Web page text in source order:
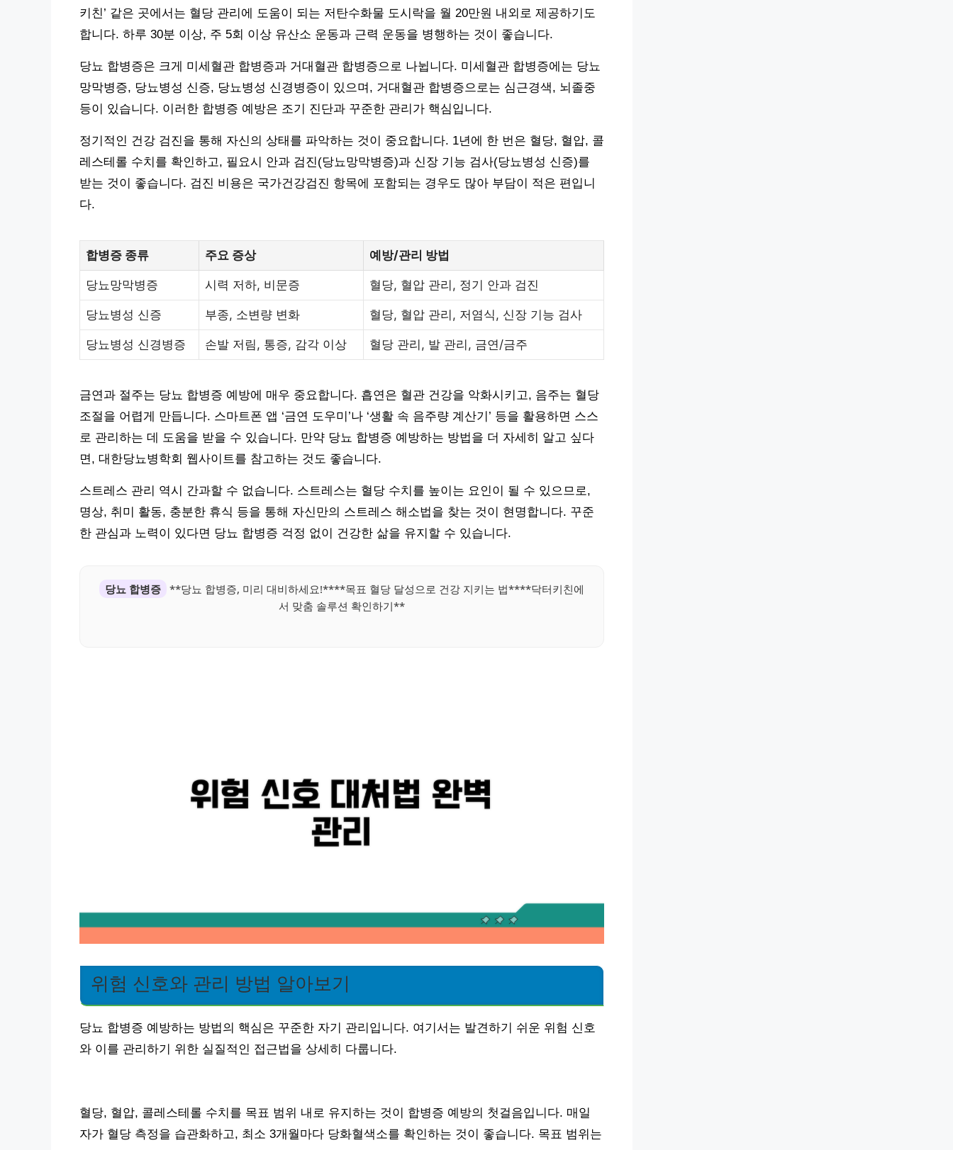
키친’ 같은 곳에서는 혈당 관리에 도움이 되는 저탄수화물 도시락을 월 20만원 내외로 제공하기도
합니다. 하루 30분 이상, 주 5회 이상 유산소 운동과 근력 운동을 병행하는 것이 좋습니다.
당뇨 합병증은 크게 미세혈관 합병증과 거대혈관 합병증으로 나뉩니다. 미세혈관 합병증에는 당뇨
망막병증, 당뇨병성 신증, 당뇨병성 신경병증이 있으며, 거대혈관 합병증으로는 심근경색, 뇌졸중
등이 있습니다. 이러한 합병증 예방은 조기 진단과 꾸준한 관리가 핵심입니다.
정기적인 건강 검진을 통해 자신의 상태를 파악하는 것이 중요합니다. 1년에 한 번은 혈당, 혈압, 콜
레스테롤 수치를 확인하고, 필요시 안과 검진(당뇨망막병증)과 신장 기능 검사(당뇨병성 신증)를
받는 것이 좋습니다. 검진 비용은 국가건강검진 항목에 포함되는 경우도 많아 부담이 적은 편입니
다.
합병증 종류 주요 증상 예방/관리 방법
당뇨망막병증 시력 저하, 비문증 혈당, 혈압 관리, 정기 안과 검진
당뇨병성 신증 부종, 소변량 변화 혈당, 혈압 관리, 저염식, 신장 기능 검사
당뇨병성 신경병증 손발 저림, 통증, 감각 이상 혈당 관리, 발 관리, 금연/금주
금연과 절주는 당뇨 합병증 예방에 매우 중요합니다. 흡연은 혈관 건강을 악화시키고, 음주는 혈당
조절을 어렵게 만듭니다. 스마트폰 앱 ‘금연 도우미’나 ‘생활 속 음주량 계산기’ 등을 활용하면 스스
로 관리하는 데 도움을 받을 수 있습니다. 만약 당뇨 합병증 예방하는 방법을 더 자세히 알고 싶다
면, 대한당뇨병학회 웹사이트를 참고하는 것도 좋습니다.
스트레스 관리 역시 간과할 수 없습니다. 스트레스는 혈당 수치를 높이는 요인이 될 수 있으므로,
명상, 취미 활동, 충분한 휴식 등을 통해 자신만의 스트레스 해소법을 찾는 것이 현명합니다. 꾸준
한 관심과 노력이 있다면 당뇨 합병증 걱정 없이 건강한 삶을 유지할 수 있습니다.
당뇨 합병증 **당뇨 합병증, 미리 대비하세요!****목표 혈당 달성으로 건강 지키는 법****닥터키친에
서 맞춤 솔루션 확인하기**
위험 신호와 관리 방법 알아보기
당뇨 합병증 예방하는 방법의 핵심은 꾸준한 자기 관리입니다. 여기서는 발견하기 쉬운 위험 신호
와 이를 관리하기 위한 실질적인 접근법을 상세히 다룹니다.
혈당, 혈압, 콜레스테롤 수치를 목표 범위 내로 유지하는 것이 합병증 예방의 첫걸음입니다. 매일
자가 혈당 측정을 습관화하고, 최소 3개월마다 당화혈색소를 확인하는 것이 좋습니다. 목표 범위는